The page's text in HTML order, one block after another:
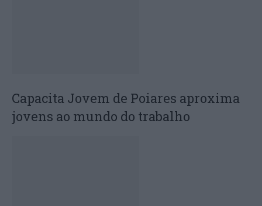
Capacita Jovem de Poiares aproxima
jovens ao mundo do trabalho